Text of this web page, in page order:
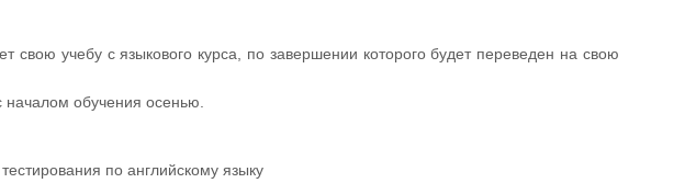
свою учебу с языкового курса, по завершении которого будет переведен на свою
обучения осенью.
по английскому языку